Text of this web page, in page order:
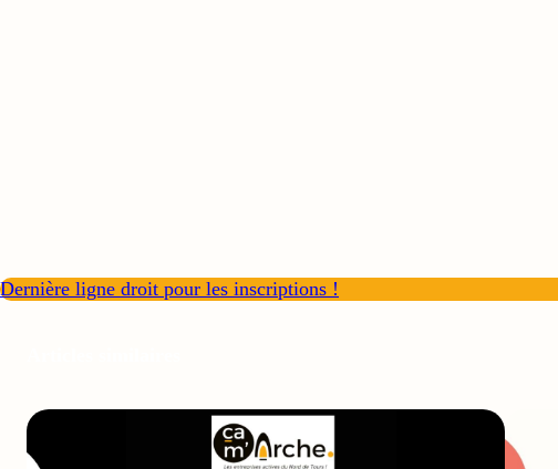
Dernière ligne droit pour les inscriptions !